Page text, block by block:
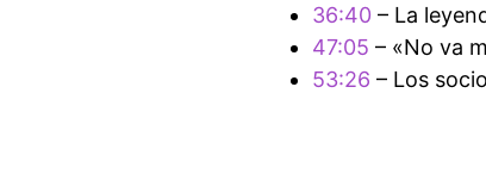
36:40 – La
47:05 – «No va
53:26 – Los